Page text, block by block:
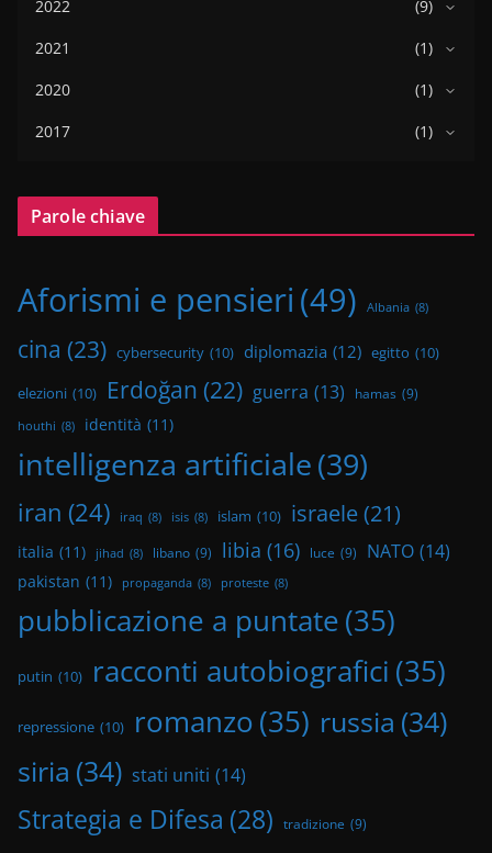
2022
(9)
2021
(1)
2020
(1)
2017
(1)
Parole chiave
Aforismi e pensieri (49) Albania (8)
cina (23) cybersecurity (10) diplomazia (12) egitto (10)
elezioni (10) Erdoğan (22) guerra (13) hamas (9)
houthi (8) identità (11)
intelligenza artificiale(39)
iran (24) iraq (8) isis (8) islam (10) israele(21)
italia (11) jihad (8) libano (9) libia (16) luce (9) NATO (14)
pakistan (11) propaganda (8) proteste (8)
pubblicazione a puntate(35)
putin (10) racconti autobiografici (35)
repressione (10) romanzo(35) russia (34)
siria (34) stati uniti (14)
Strategia e Difesa (28) tradizione (9)